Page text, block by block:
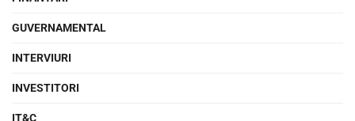
GUVERNAMENTAL
INTERVIURI
INVESTITORI
IT&C